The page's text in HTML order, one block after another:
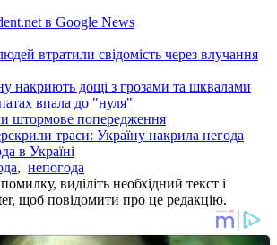
в Google News
втратили свідомість через влучання
накриють дощі з грозами та шквалами
впала до "нуля"
штормове попередження
траси: Україну накрила негода
в Україні
, непогода
виділіть необхідний текст і
щоб повідомити про це редакцію.